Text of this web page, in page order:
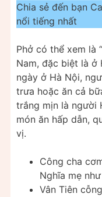
Chia sẻ đến bạn
nổi tiếng nhất
Phở có thể xem là
Nam, đặc biệt là ở
ngày ở Hà Nội,
trưa hoặc ăn cả
trắng mịn là người
món ăn hấp dẫn,
vị.
Công cha
Nghĩa mẹ
Vân Tiên